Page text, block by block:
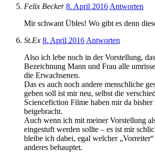
Felix Becker 8. April 2016 Antworten
Mir schwant Übles! Wo gibt es denn
St.Ex 8. April 2016 Antworten
Also ich lebe noch in der Vorstellung,
Bezeichnung Mann und Frau alle
die Erwachsenen.
Das es auch noch andere menschliche
geben soll ist mir neu, selbst die
Sciencefiction Filme haben mir da bisher
beigebracht.
Auch wenn ich mit meiner Vorstellung
eingestuft werden sollte – es ist mir
bleibe ich dabei, egal welcher
anderes behauptet.